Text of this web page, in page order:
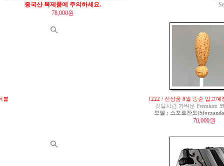
중국산 복제품에 주의하세요.
78,000원
블
[222 / 신상품 8월 중순 입고예
깃털처럼 가벼운 Premium
모델 : 스포르잔도
70,000원